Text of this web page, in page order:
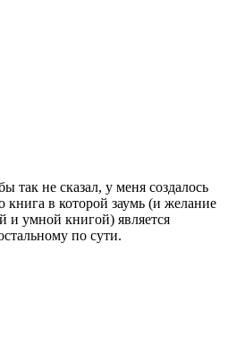
так не сказал, у меня создалось
книга в которой заумь (и желание
и умной книгой) является
по сути.